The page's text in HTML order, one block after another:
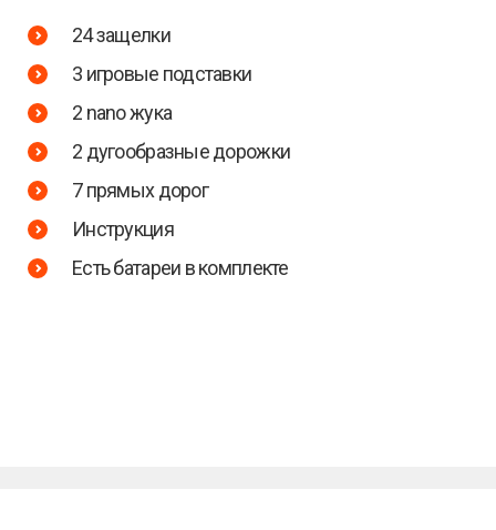
24 защелки
3 игровые подставки
2 nano жука
2 дугообразные дорожки
7 прямых дорог
Инструкция
Есть батареи в комплекте